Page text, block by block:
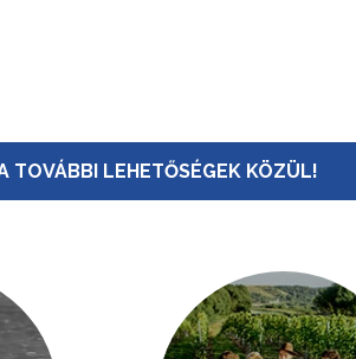
TOVÁBBI LEHETŐSÉGEK KÖZÜL!